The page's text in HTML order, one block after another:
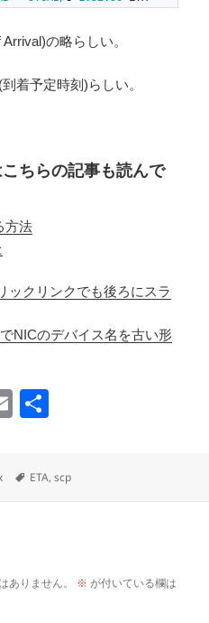
の略らしい。
着予定時刻)らしい。
ちらの記事も読んで
方法
ックリンクでも後ろにスラ
NICのデバイス名を古い形
E
タ
ETA,scp
ありません。 ※ が付いている欄は